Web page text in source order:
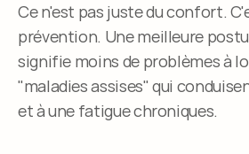
Ce n'est pas juste du confort.
prévention. Une meilleure
signifie moins de problèmes à
"maladies assises" qui
et à une fatigue chroniques.